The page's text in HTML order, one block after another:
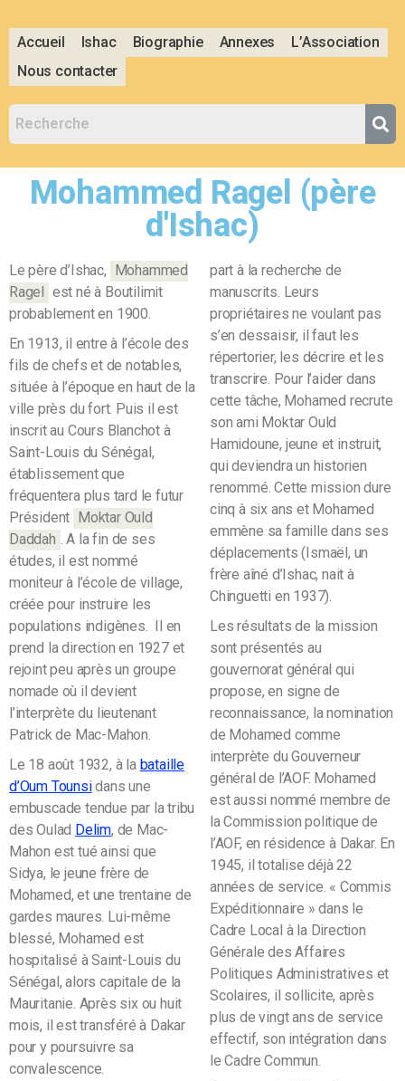
Accueil Ishac Biographie Annexes
L’Association
Nous contacter
Mohammed Ragel (père
d'Ishac)
Le père d’Ishac, Mohammed
Ragel est né à Boutilimit
probablement en 1900.
En 1913, il entre à l’école des
fils de chefs et de notables,
située à l’époque en haut de la
ville près du fort. Puis il est
inscrit au Cours Blanchot à
Saint-Louis du Sénégal,
établissement que
fréquentera plus tard le futur
Président Moktar Ould
Daddah . A la fin de ses
études, il est nommé
moniteur à l’école de village,
créée pour instruire les
populations indigènes. Il en
prend la direction en 1927 et
rejoint peu après un groupe
nomade où il devient
l’interprète du lieutenant
Patrick de Mac-Mahon.
Le 18 août 1932, à la bataille
d’Oum Tounsidans une
embuscade tendue par la tribu
des Oulad Delim, de Mac-
Mahon est tué ainsi que
Sidya, le jeune frère de
Mohamed, et une trentaine de
gardes maures. Lui-même
blessé, Mohamed est
hospitalisé à Saint-Louis du
Sénégal, alors capitale de la
Mauritanie. Après six ou huit
mois, il est transféré à Dakar
pour y poursuivre sa
convalescence.
part à la recherche de
manuscrits. Leurs
propriétaires ne voulant pas
s’en dessaisir, il faut les
répertorier, les décrire et les
transcrire. Pour l’aider dans
cette tâche, Mohamed recrute
son ami Moktar Ould
Hamidoune, jeune et instruit,
qui deviendra un historien
renommé. Cette mission dure
cinq à six ans et Mohamed
emmène sa famille dans ses
déplacements (Ismaël, un
frère aîné d’Ishac, nait à
Chinguetti en 1937).
Les résultats de la mission
sont présentés au
gouvernorat général qui
propose, en signe de
reconnaissance, la nomination
de Mohamed comme
interprète du Gouverneur
général de l’AOF. Mohamed
est aussi nommé membre de
la Commission politique de
l’AOF, en résidence à Dakar. En
1945, il totalise déjà 22
années de service. « Commis
Expéditionnaire » dans le
Cadre Local à la Direction
Générale des Affaires
Politiques Administratives et
Scolaires, il sollicite, après
plus de vingt ans de service
effectif, son intégration dans
le Cadre Commun.